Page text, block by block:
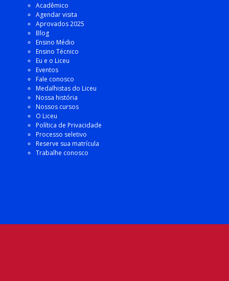
Acadêmico
Agendar visita
Aprovados 2025
Blog
Ensino Médio
Ensino Técnico
Eu e o Liceu
Eventos
Fale conosco
Medalhistas do Liceu
Nossa história
Nossos cursos
O Liceu
Política de Privacidade
Processo seletivo
Reserve sua matrícula
Trabalhe conosco